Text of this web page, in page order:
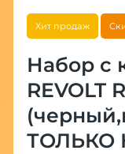
Хит продаж
Набор с
REVOLT
ТОЛЬКО